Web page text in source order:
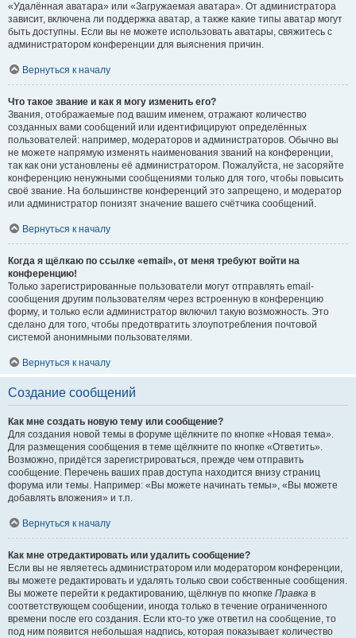
«Удалённая аватара» или «Загружаемая аватара». От администратора
зависит, включена ли поддержка аватар, а также какие типы аватар могут
быть доступны. Если вы не можете использовать аватары, свяжитесь с
администратором конференции для выяснения причин.
Вернуться к началу
Что такое звание и как я могу изменить его?
Звания, отображаемые под вашим именем, отражают количество
созданных вами сообщений или идентифицируют определённых
пользователей: например, модераторов и администраторов. Обычно вы
не можете напрямую изменять наименования званий на конференции,
так как они установлены её администратором. Пожалуйста, не засоряйте
конференцию ненужными сообщениями только для того, чтобы повысить
своё звание. На большинстве конференций это запрещено, и модератор
или администратор понизят значение вашего счётчика сообщений.
Вернуться к началу
Когда я щёлкаю по ссылке «email», от меня требуют войти на
конференцию!
Только зарегистрированные пользователи могут отправлять email-
сообщения другим пользователям через встроенную в конференцию
форму, и только если администратор включил такую возможность. Это
сделано для того, чтобы предотвратить злоупотребления почтовой
системой анонимными пользователями.
Вернуться к началу
Создание сообщений
Как мне создать новую тему или сообщение?
Для создания новой темы в форуме щёлкните по кнопке «Новая тема».
Для размещения сообщения в теме щёлкните по кнопке «Ответить».
Возможно, придётся зарегистрироваться, прежде чем отправить
сообщение. Перечень ваших прав доступа находится внизу страниц
форума или темы. Например: «Вы можете начинать темы», «Вы можете
добавлять вложения» и т.п.
Вернуться к началу
Как мне отредактировать или удалить сообщение?
Если вы не являетесь администратором или модератором конференции,
вы можете редактировать и удалять только свои собственные сообщения.
Вы можете перейти к редактированию, щёлкнув по кнопке Правка в
соответствующем сообщении, иногда только в течение ограниченного
времени после его создания. Если кто-то уже ответил на сообщение, то
под ним появится небольшая надпись, которая показывает количество